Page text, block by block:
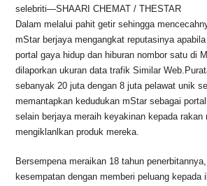
selebriti—SHAARI CHEMAT / THESTAR
Dalam melalui pahit getir sehingga
mStar berjaya mengangkat reputasinya
portal gaya hidup dan hiburan nombor satu di
dilaporkan ukuran data trafik Similar
sebanyak 20 juta dengan 8 juta pelawat unik
memantapkan kedudukan mStar sebagai
selain berjaya meraih keyakinan kepada rakan
mengiklanlkan produk mereka.
Bersempena meraikan 18 tahun
kesempatan dengan memberi peluang kepada